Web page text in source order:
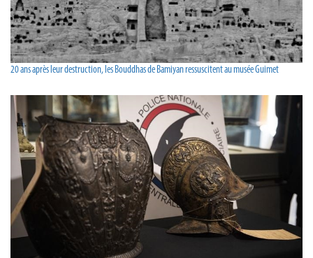
20 ans après leur destruction, les Bouddhas de Bamiyan ressuscitent au musée Guimet